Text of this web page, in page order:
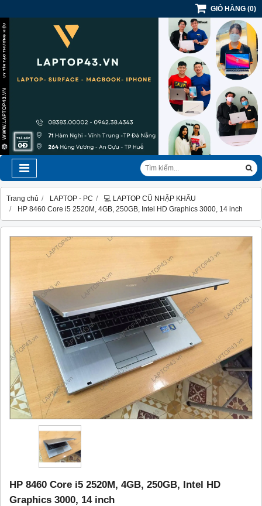
GIỎ HÀNG (0)
Trang chủ LAPTOP - PC
💻 LAPTOP CŨ NHẬP KHẨU
HP 8460 Core i5 2520M, 4GB, 250GB, Intel HD Graphics 3000, 14 inch
HP 8460 Core i5 2520M, 4GB, 250GB, Intel HD
Graphics 3000, 14 inch